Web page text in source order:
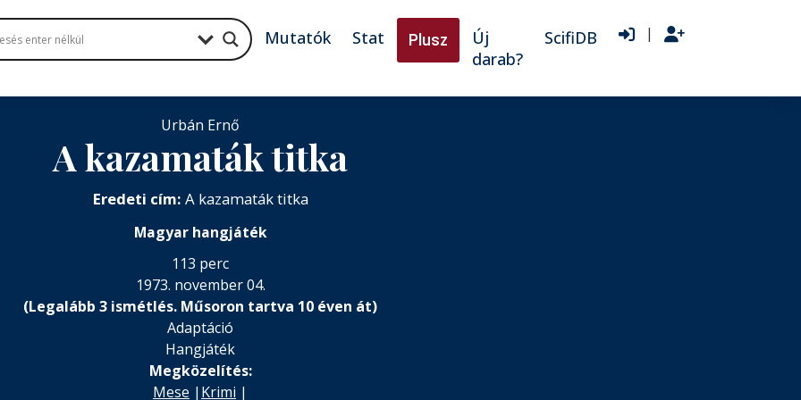
Mutatók Stat Plusz
Új
darab?
ScifiDB |
Urbán Ernő
A kazamaták titka
Eredeti cím: A kazamaták titka
Magyar hangjáték
113 perc
1973. november 04.
(Legalább 3 ismétlés. Műsoron tartva 10 éven át)
Adaptáció
Hangjáték
Megközelítés:
Mese | Krimi |